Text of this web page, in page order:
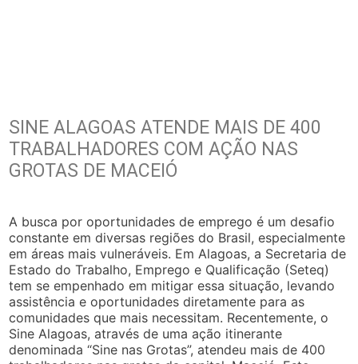
SINE ALAGOAS ATENDE MAIS DE 400
TRABALHADORES COM AÇÃO NAS
GROTAS DE MACEIÓ
A busca por oportunidades de emprego é um desafio
constante em diversas regiões do Brasil, especialmente
em áreas mais vulneráveis. Em Alagoas, a Secretaria de
Estado do Trabalho, Emprego e Qualificação (Seteq)
tem se empenhado em mitigar essa situação, levando
assistência e oportunidades diretamente para as
comunidades que mais necessitam. Recentemente, o
Sine Alagoas, através de uma ação itinerante
denominada “Sine nas Grotas”, atendeu mais de 400